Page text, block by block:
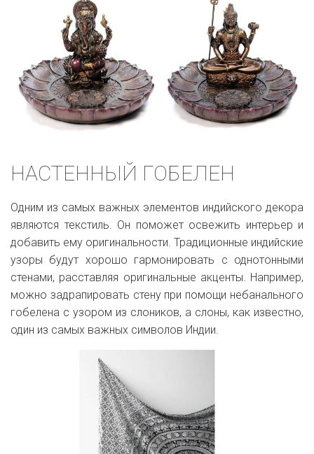
НАСТЕННЫЙ ГОБЕЛЕН
Одним из самых важных элементов индийского декора
являются текстиль. Он поможет освежить интерьер и
добавить ему оригинальности. Традиционные индийские
узоры будут хорошо гармонировать с однотонными
стенами, расставляя оригинальные акценты. Например,
можно задрапировать стену при помощи небанального
гобелена с узором из слоников, а слоны, как известно,
один из самых важных символов Индии.